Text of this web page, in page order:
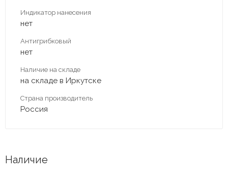
Индикатор нанесения
нет
Антигрибковый
нет
Наличие на складе
на складе в Иркутске
Страна производитель
Россия
Наличие